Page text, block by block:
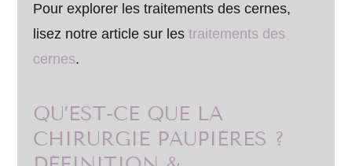
Pour explorer les traitements des cernes,
lisez notre article sur lestraitements des
cernes.
QU’EST-CE QUE LA
CHIRURGIE PAUPIÈRES ?